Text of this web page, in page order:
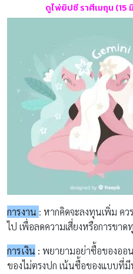
ดูไพ่ยิปซี ราศีเมถุน (15
การงาน : หากคิดจะลงทุนเพิ่ม คว
ไป เพื่อลดความเสี่ยงหรือการขาด
การเงิน : พยายามอย่าซื้อของออ
ของไม่ตรงปก เน้นซื้อของแบบที่